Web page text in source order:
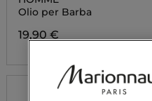
Olio per Barba
19,90 €